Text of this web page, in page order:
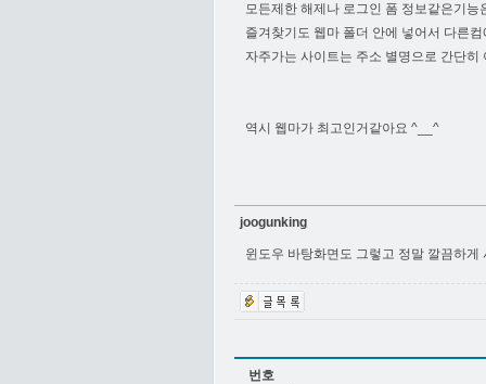
모든제한 해제나 로그인 폼 정보같은기
즐겨찾기도 웹마 폴더 안에 넣어서 다른
자주가는 사이트는 주소 별명으로 간단히
역시 웹마가 최고인거같아요 ^__^
joogunking
윈도우 바탕화면도 그렇고 정말 깔끔하게
번호